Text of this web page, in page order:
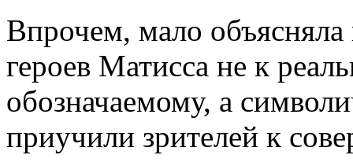
Впрочем, мало
героев Матисса не к
обозначаемому, а
приучили зрителей к